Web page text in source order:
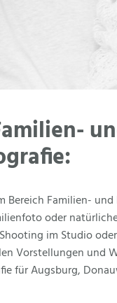
Bereich Familien-
oder
im Studio
Vorstellungen und
für Augsburg,